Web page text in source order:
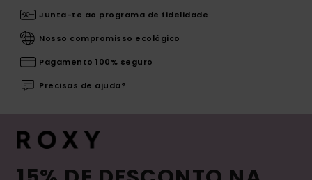
Junta-te ao programa de fidelidade
Nosso compromisso ecológico
Pagamento 100% seguro
Precisas de ajuda?